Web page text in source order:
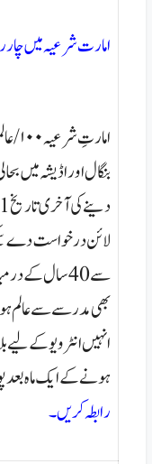
امارت شرعیہ میں چار
امارتِ
بنگال اور اڈیشہ میں
سے 40 سال کے
بھی مدرسے سے عالم
انہیں انٹرویو کے لیے
ہونے کے ایک ماہ بعد
رابطہ کریں۔